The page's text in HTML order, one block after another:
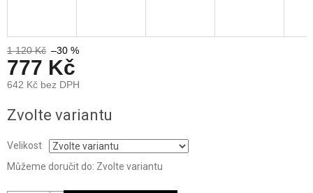
1 120 Kč –30 %
777 Kč
642 Kč bez DPH
cena:
Zvolte variantu
Velikost
Můžeme doručit do: Zvolte variantu